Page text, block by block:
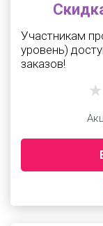
Участникам
уровень)
заказов!